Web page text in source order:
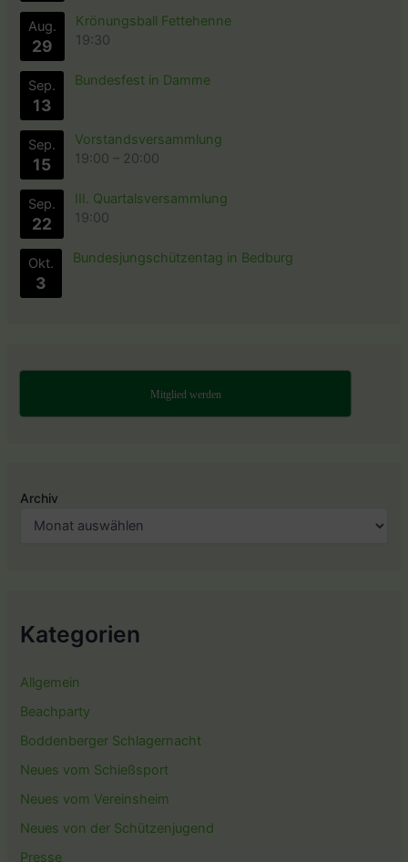
Aug.
29
Krönungsball Fettehenne
19:30
Sep.
13
Bundesfest in Damme
Sep.
15
Vorstandsversammlung
19:00 – 20:00
Sep.
22
III. Quartalsversammlung
19:00
Okt.
3
Bundesjungschützentag in Bedburg
Mitglied werden
Archiv
Kategorien
Allgemein
Beachparty
Boddenberger Schlagernacht
Neues vom Schießsport
Neues vom Vereinsheim
Neues von der Schützenjugend
Presse